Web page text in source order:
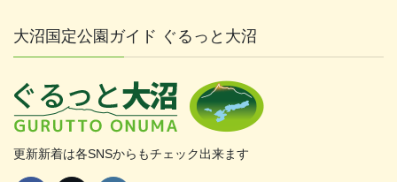
大沼国定公園ガイド ぐるっと大沼
更新新着は各SNSからもチェック出来ます